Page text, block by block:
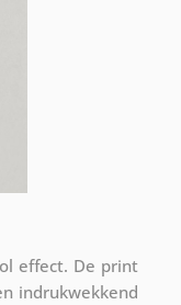
effect. De print
indrukwekkend